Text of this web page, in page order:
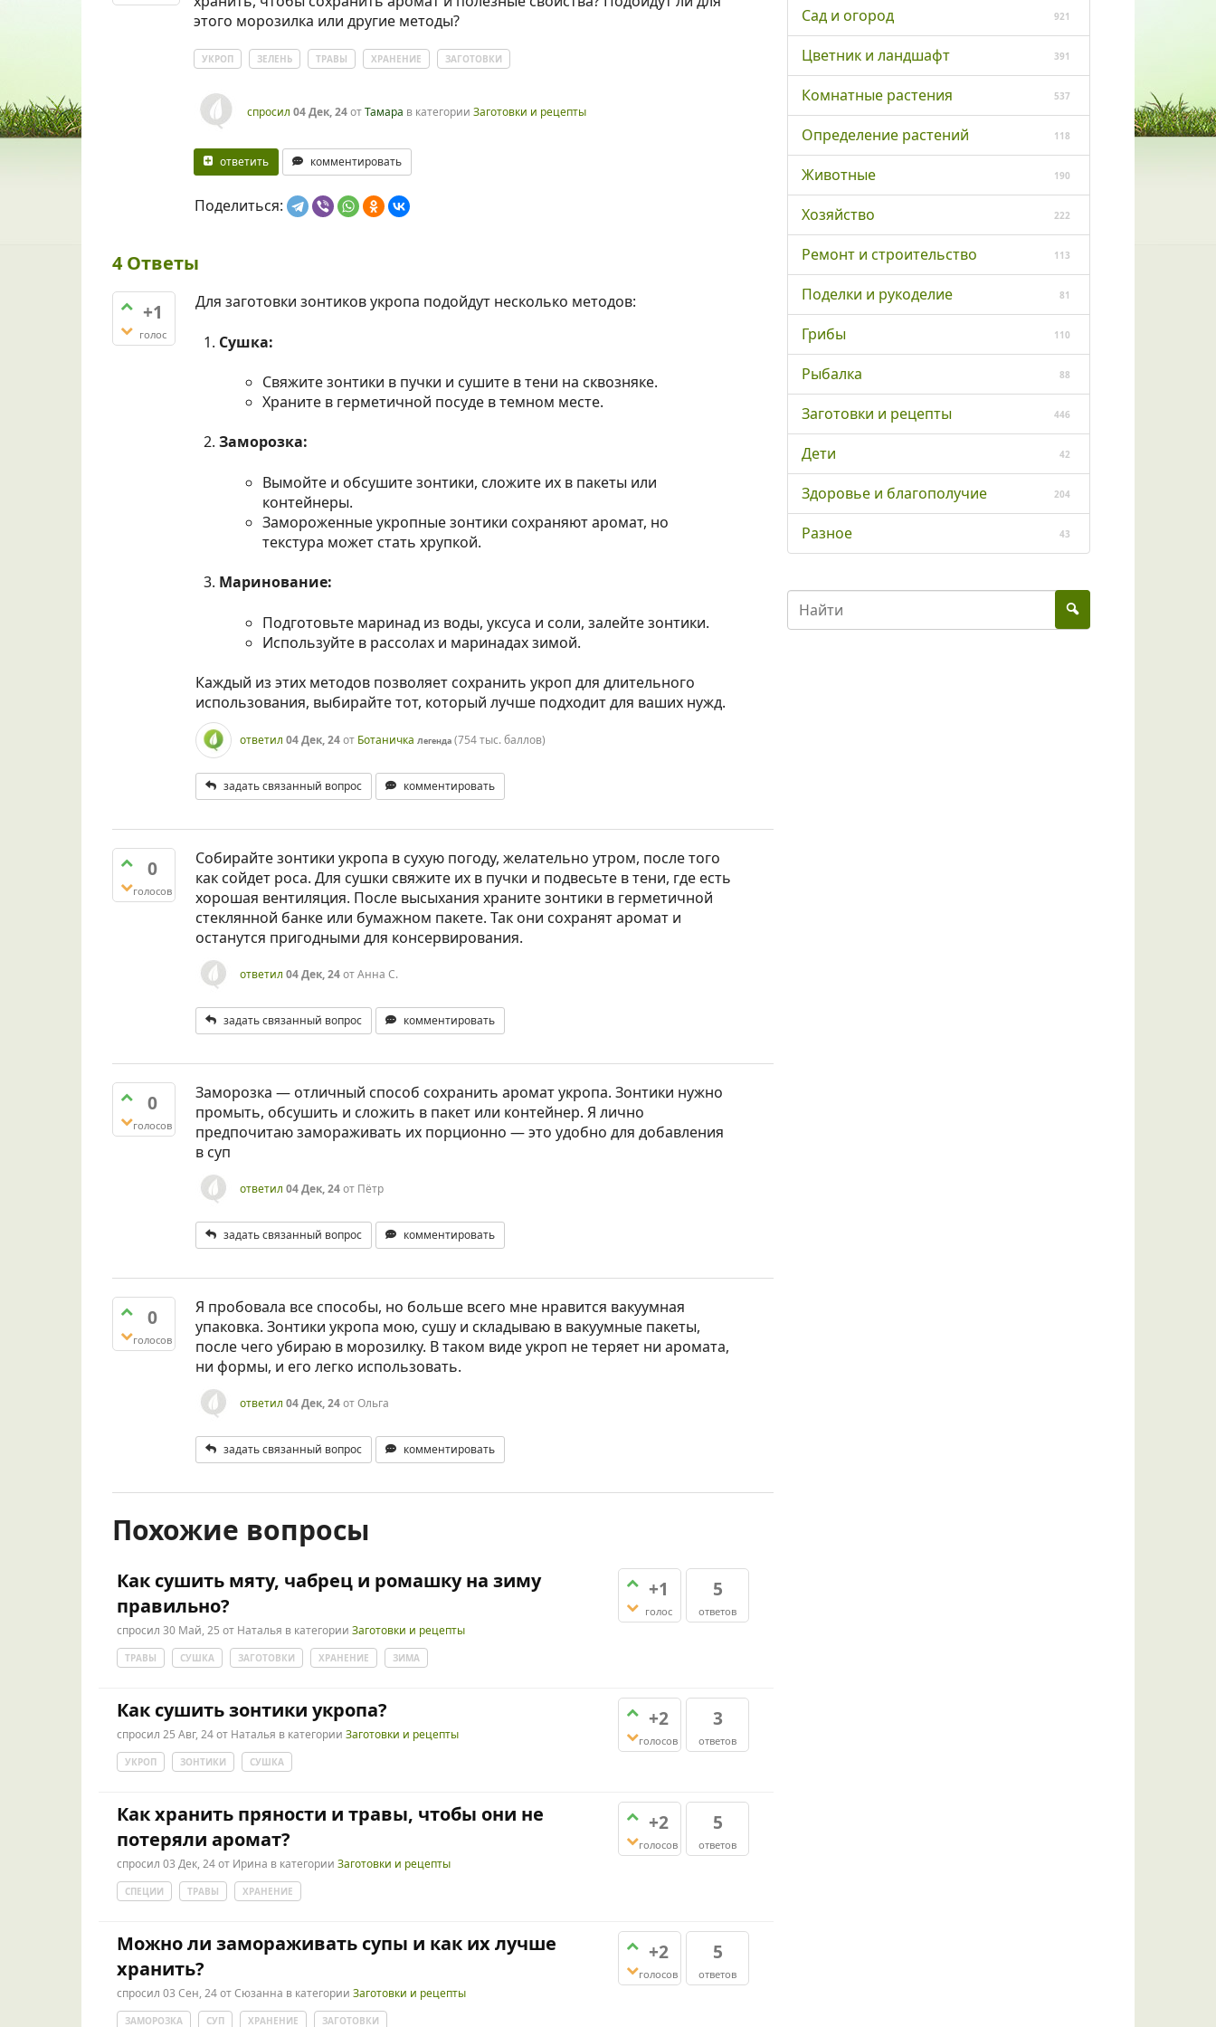
этого морозилка или другие методы?
УКРОП ЗЕЛЕНЬ ТРАВЫ ХРАНЕНИЕ ЗАГОТОВКИ
спросил 04 Дек, 24отТамара в категории Заготовки и рецепты
ответить комментировать
Поделиться:
4Ответы
+1
голос
Для заготовки зонтиков укропа подойдут несколько методов:
Сушка:
Свяжите зонтики в пучки и сушите в тени на сквозняке.
Храните в герметичной посуде в темном месте.
Заморозка:
Вымойте и обсушите зонтики, сложите их в пакеты или
контейнеры.
Замороженные укропные зонтики сохраняют аромат, но
текстура может стать хрупкой.
Маринование:
Подготовьте маринад из воды, уксуса и соли, залейте зонтики.
Используйте в рассолах и маринадах зимой.
Каждый из этих методов позволяет сохранить укроп для длительного
использования, выбирайте тот, который лучше подходит для ваших нужд.
ответил 04 Дек, 24от Ботаничка Легенда (754 тыс.баллов)
задать связанный вопрос комментировать
0
голосов
Собирайте зонтики укропа в сухую погоду, желательно утром, после того
как сойдет роса. Для сушки свяжите их в пучки и подвесьте в тени, где есть
хорошая вентиляция. После высыхания храните зонтики в герметичной
стеклянной банке или бумажном пакете. Так они сохранят аромат и
останутся пригодными для консервирования.
ответил 04 Дек, 24отАнна С.
задать связанный вопрос комментировать
0
голосов
Заморозка — отличный способ сохранить аромат укропа. Зонтики нужно
промыть, обсушить и сложить в пакет или контейнер. Я лично
предпочитаю замораживать их порционно — это удобно для добавления
в суп
ответил 04 Дек, 24от Пётр
задать связанный вопрос комментировать
0
голосов
Я пробовала все способы, но больше всего мне нравится вакуумная
упаковка. Зонтики укропа мою, сушу и складываю в вакуумные пакеты,
после чего убираю в морозилку. В таком виде укроп не теряет ни аромата,
ни формы, и его легко использовать.
ответил 04 Дек, 24отОльга
задать связанный вопрос комментировать
Похожие вопросы
+1
голос
5
ответов
Как сушить мяту, чабрец и ромашку на зиму
правильно?
спросил 30 Май, 25 от Наталья в категории Заготовки и рецепты
ТРАВЫ СУШКА ЗАГОТОВКИ ХРАНЕНИЕ ЗИМА
+2
голосов
3
ответов
Как сушить зонтики укропа?
спросил 25 Авг, 24от Наталья в категории Заготовки и рецепты
УКРОП ЗОНТИКИ СУШКА
+2
голосов
5
ответов
Как хранить пряности и травы, чтобы они не
потеряли аромат?
спросил 03 Дек, 24от Ирина в категории Заготовки и рецепты
СПЕЦИИ ТРАВЫ ХРАНЕНИЕ
+2
голосов
5
ответов
Можно ли замораживать супы и как их лучше
хранить?
спросил 03 Сен, 24отСюзанна в категории Заготовки и рецепты
ЗАМОРОЗКА СУП ХРАНЕНИЕ ЗАГОТОВКИ
Сад и огород 921
Цветник и ландшафт 391
Комнатные растения 537
Определение растений 118
Животные 190
Хозяйство 222
Ремонт и строительство 113
Поделки и рукоделие 81
Грибы 110
Рыбалка 88
Заготовки и рецепты 446
Дети 42
Здоровье и благополучие 204
Разное 43